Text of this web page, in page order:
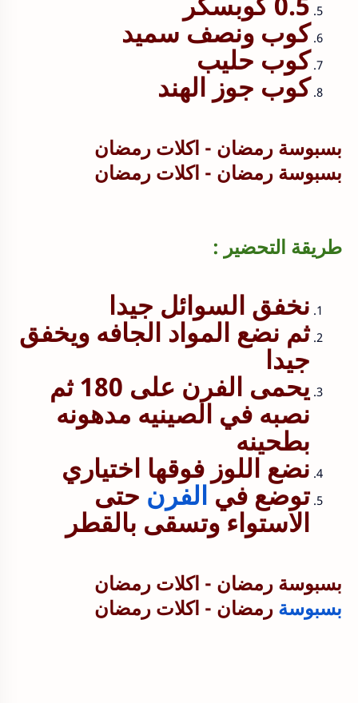
كوب ونصف سميد
كوب حليب
كوب جوز الهند
بسبوسة رمضان - اكلات رمضان
بسبوسة رمضان - اكلات رمضان
طريقة التحضير :
نخفق السوائل جيدا
ثم نضع المواد الجافه ويخفق
جيدا
يحمى الفرن على 180 ثم
نصبه في الصينيه مدهونه
بطحينه
نضع اللوز فوقها اختياري
توضع فيالفرن حتى
الاستواء وتسقى بالقطر
بسبوسة رمضان - اكلات رمضان
بسبوسة رمضان - اكلات رمضان